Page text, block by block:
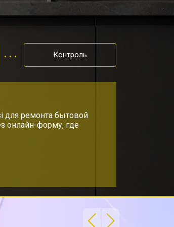
Заказать
Заказать
Контроль
для ремонта бытовой
онлайн-форму, где